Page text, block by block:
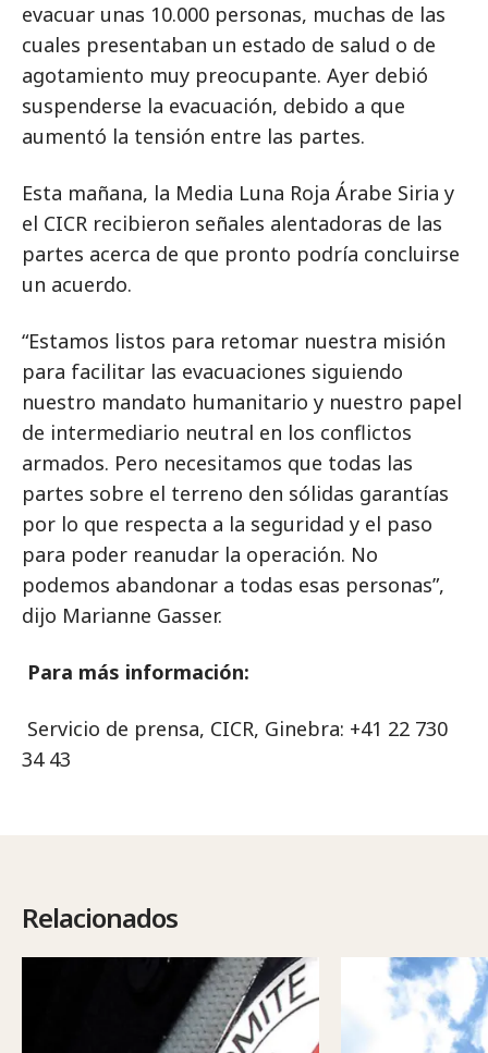
evacuar unas 10.000 personas, muchas de las
cuales presentaban un estado de salud o de
agotamiento muy preocupante. Ayer debió
suspenderse la evacuación, debido a que
aumentó la tensión entre las partes.
Esta mañana, la Media Luna Roja Árabe Siria y
el CICR recibieron señales alentadoras de las
partes acerca de que pronto podría concluirse
un acuerdo.
“Estamos listos para retomar nuestra misión
para facilitar las evacuaciones siguiendo
nuestro mandato humanitario y nuestro papel
de intermediario neutral en los conflictos
armados. Pero necesitamos que todas las
partes sobre el terreno den sólidas garantías
por lo que respecta a la seguridad y el paso
para poder reanudar la operación. No
podemos abandonar a todas esas personas”,
dijo Marianne Gasser.
Para más información:
Servicio de prensa, CICR, Ginebra: +41 22 730
34 43
Relacionados